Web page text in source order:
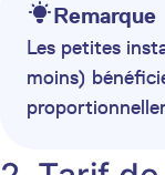
Remarque
Les petites
moins)